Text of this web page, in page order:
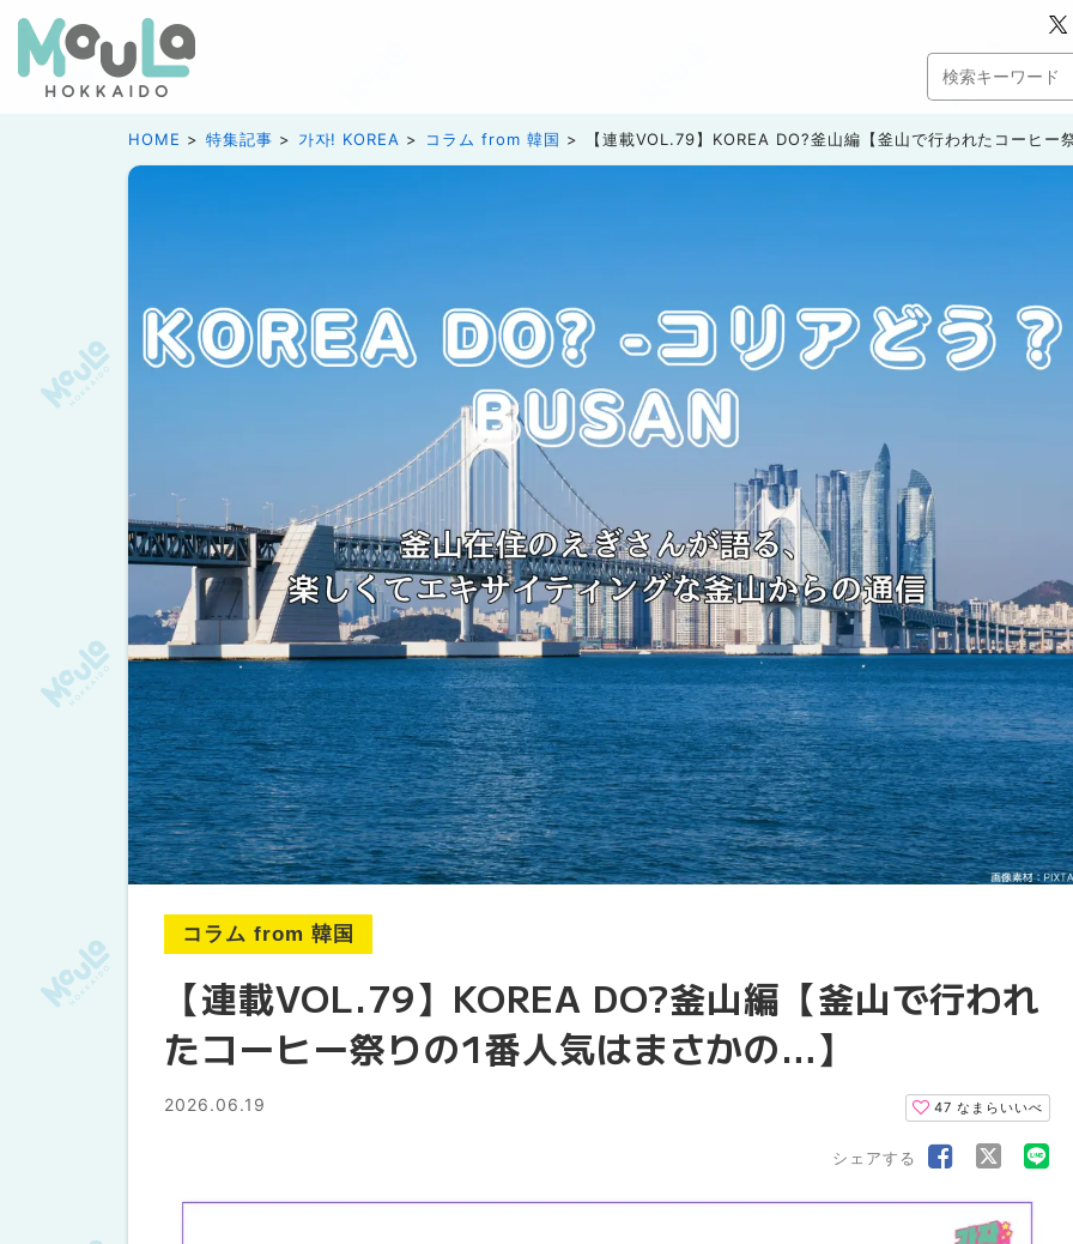
HOME 特集記事 가자! KOREA コラム from 韓国 【連載VOL.79】KOREA DO?釜山編【釜山で行われたコーヒ
コラム from 韓国
【連載VOL.79】KOREA DO?釜山編【釜山で行われ
たコーヒー祭りの1番人気はまさかの…】
2026.06.19 47 なまらいいべ
シェアする